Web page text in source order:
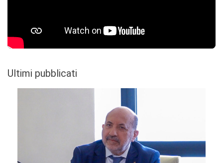
Ultimi pubblicati